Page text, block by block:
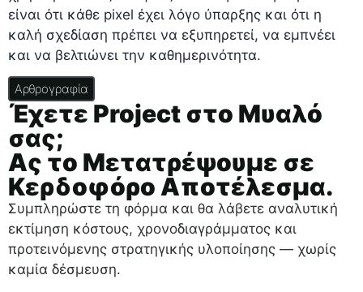
είναι ότι κάθε pixel έχει λόγο ύπαρξης και ότι η
καλή σχεδίαση πρέπει να εξυπηρετεί, να εμπνέει
και να βελτιώνει την καθημερινότητα.
Αρθρογραφία
Έχετε Project στο Μυαλό
σας;
Ας το Μετατρέψουμε σε
Κερδοφόρο Αποτέλεσμα.
Συμπληρώστε τη φόρμα και θα λάβετε αναλυτική
εκτίμηση κόστους, χρονοδιαγράμματος και
προτεινόμενης στρατηγικής υλοποίησης — χωρίς
καμία δέσμευση.